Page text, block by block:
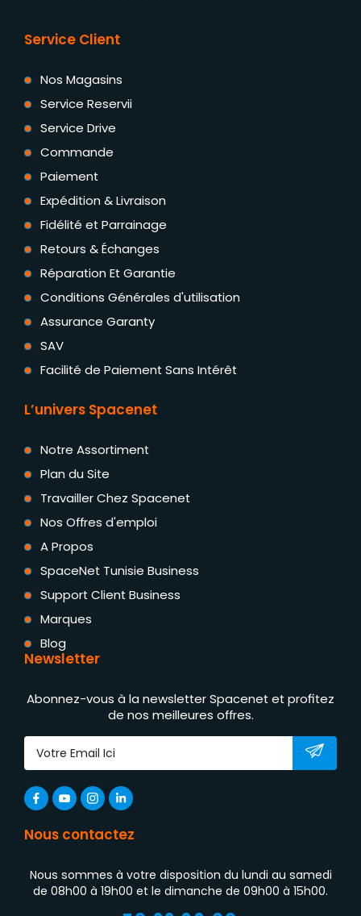
Service Client
Nos Magasins
Service Reservii
Service Drive
Commande
Paiement
Expédition & Livraison
Fidélité et Parrainage
Retours & Échanges
Réparation Et Garantie
Conditions Générales d'utilisation
Assurance Garanty
SAV
Facilité de Paiement Sans Intérêt
L’univers Spacenet
Notre Assortiment
Plan du Site
Travailler Chez Spacenet
Nos Offres d'emploi
A Propos
SpaceNet Tunisie Business
Support Client Business
Marques
Blog
Newsletter
Abonnez-vous à la newsletter Spacenet et profitez
de nos meilleures offres.
Nous contactez
Nous sommes à votre disposition du lundi au samedi
de 08h00 à 19h00 et le dimanche de 09h00 à 15h00.